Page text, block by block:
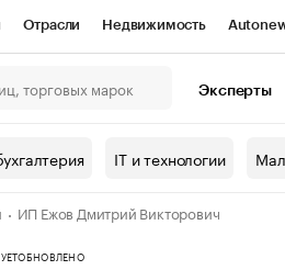
Отрасли Недвижимость
Проверка контрагентов
валюты
Эксперты
IT и технологии
ИП Ежов Дмитрий Викторович
ОБНОВЛЕНО